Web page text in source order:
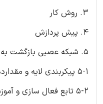
3. روش کار
4. پیش پردازش
5. شبکه عصبی بازگشت به عقب
5-1 پیکربندی لایه و مقداردهی وزن
5-2 تابع فعال سازی و آموزش بازگشت به عقب